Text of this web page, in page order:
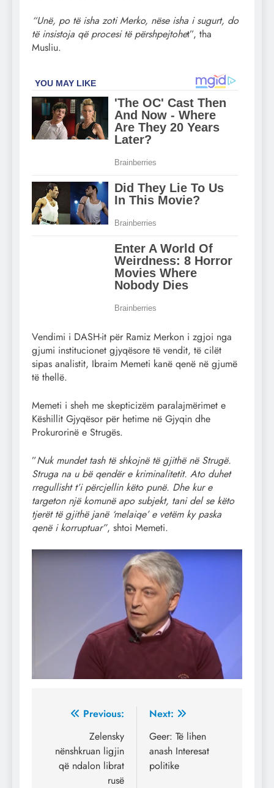
“Unë, po të isha zoti Merko, nëse isha i sugurt, do
të insistoja që procesi të përshpejtohet”, tha
Musliu.
Vendimi i DASH-it për Ramiz Merkon i zgjoi nga
gjumi institucionet gjyqësore të vendit, të cilët
sipas analistit, Ibraim Memeti kanë qenë në gjumë
të thellë.
Memeti i sheh me skepticizëm paralajmërimet e
Këshillit Gjyqësor për hetime në Gjyqin dhe
Prokurorinë e Strugës.
”Nuk mundet tash të shkojnë të gjithë në Strugë.
Struga na u bë qendër e kriminalitetit. Ato duhet
rregullisht t’i përcjellin këto punë. Dhe kur e
targeton një komunë apo subjekt, tani del se këto
tjerët të gjithë janë ‘melaiqe’ e vetëm ky paska
qenë i korruptuar”, shtoi Memeti.
Post
navigation
Previous:
Zelensky
nënshkruan ligjin
që ndalon librat
rusë
Next:
Geer: Të lihen
anash Interesat
politike